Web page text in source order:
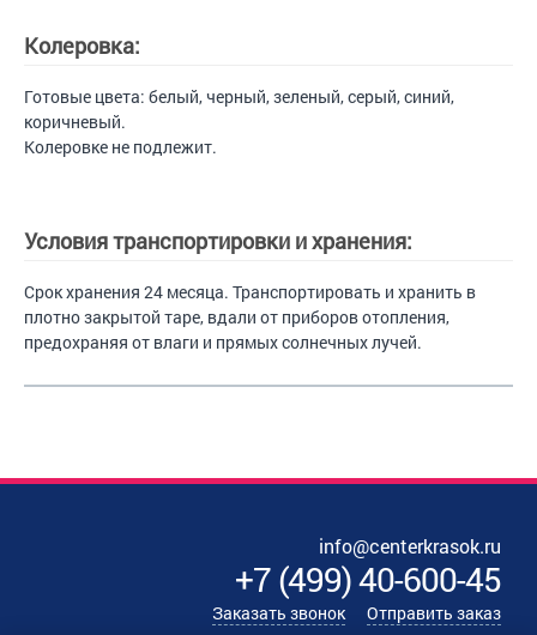
Колеровка:
Готовые цвета: белый, черный, зеленый, серый, синий,
коричневый.
Колеровке не подлежит.
Условия транспортировки и хранения:
Срок хранения 24 месяца. Транспортировать и хранить в
плотно закрытой таре, вдали от приборов отопления,
предохраняя от влаги и прямых солнечных лучей.
info@centerkrasok.ru
+7(499)40-600-45
Заказать звонок Отправить заказ